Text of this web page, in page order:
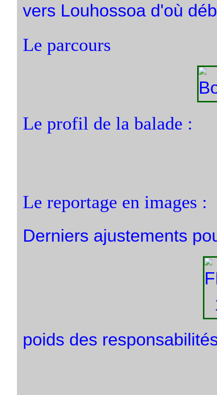
vers Louhossoa d'où
Le parcours
Le profil de la balade :
Le reportage en images :
Derniers ajustements
poids des